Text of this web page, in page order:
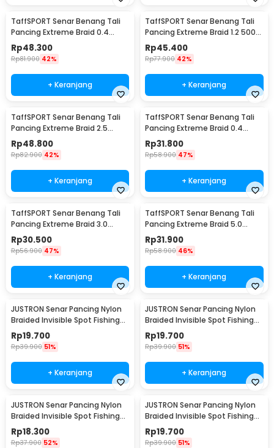
TaffSPORT Senar Benang Tali
Pancing Extreme Braid 0.4
500M - FM-PEL
Rp48.300
Rp81.900 42%
+ Keranjang
TaffSPORT Senar Benang Tali
Pancing Extreme Braid 1.2 500M
- FM-PEL
Rp45.400
Rp77.900 42%
+ Keranjang
TaffSPORT Senar Benang Tali
Pancing Extreme Braid 2.5
500M - FM-PEL
Rp48.800
Rp82.900 42%
+ Keranjang
TaffSPORT Senar Benang Tali
Pancing Extreme Braid 0.4
300M - FM-PEL
Rp31.800
Rp58.900 47%
+ Keranjang
TaffSPORT Senar Benang Tali
Pancing Extreme Braid 3.0
300M - FM-PEL
Rp30.500
Rp56.900 47%
+ Keranjang
TaffSPORT Senar Benang Tali
Pancing Extreme Braid 5.0
300M - FM-PEL
Rp31.900
Rp58.900 46%
+ Keranjang
JUSTRON Senar Pancing Nylon
Braided Invisible Spot Fishing
Line 500M 0.6 - DPLS
Rp19.700
Rp39.900 51%
+ Keranjang
JUSTRON Senar Pancing Nylon
Braided Invisible Spot Fishing
Line 500M 0.4 - DPLS
Rp19.700
Rp39.900 51%
+ Keranjang
JUSTRON Senar Pancing Nylon
Braided Invisible Spot Fishing
Line 500M 1.2 - DPLS
Rp18.300
Rp37.900 52%
JUSTRON Senar Pancing Nylon
Braided Invisible Spot Fishing
Line 500M 1.0 - DPLS
Rp19.700
Rp39.900 51%